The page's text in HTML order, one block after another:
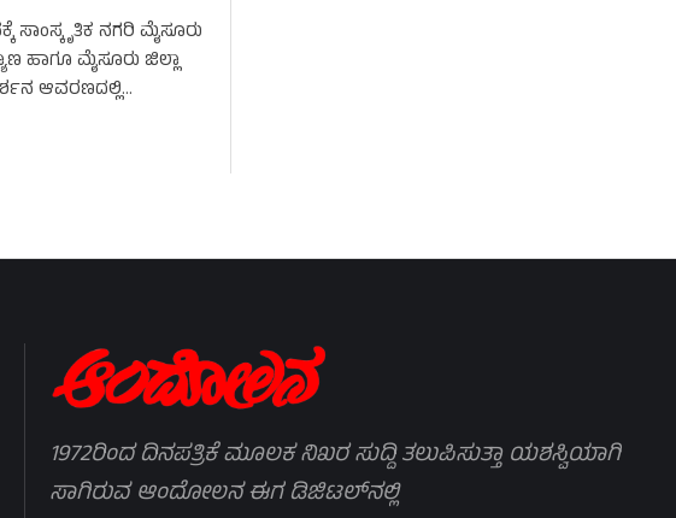
ಸಾಂಸ್ಕೃತಿಕ ನಗರಿ ಮೈಸೂರು
ಹಾಗೂ ಮೈಸೂರು ಜಿಲ್ಲಾ
ಆವರಣದಲ್ಲಿ
1972ರಿಂದ ದಿನಪತ್ರಿಕೆ ಮೂಲಕ ನಿಖರ ಸುದ್ದಿ ತಲುಪಿಸುತ್ತಾ ಯಶಸ್ವಿಯಾಗಿ
ಸಾಗಿರುವ ಆಂದೋಲನ ಈಗ ಡಿಜಿಟಲ್‌ನಲ್ಲಿ